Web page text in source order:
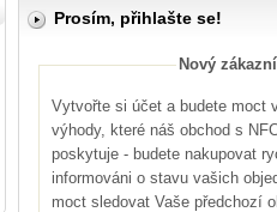
Prosím, přihlašte se!
Nový
Vytvořte si účet a budete moct
výhody, které náš obchod s
poskytuje - budete nakupovat
informováni o stavu vašich
moct sledovat Vaše předchozí